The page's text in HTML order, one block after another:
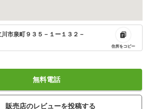
市泉町９３５－１ー１３２－
住所をコピー
無料電話
販売店のレビューを投稿する